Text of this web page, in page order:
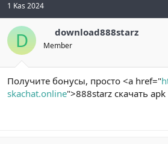
1 Kas 2024
D download888starz
Member
Получите бонусы, просто <a href="
skachat.online">888starz скачать